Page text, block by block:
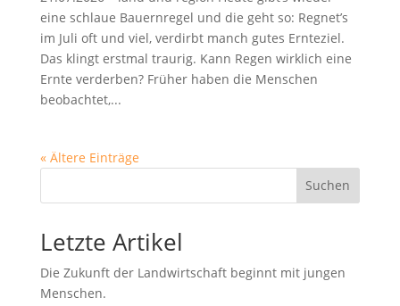
eine schlaue Bauernregel und die geht so: Regnet’s
im Juli oft und viel, verdirbt manch gutes Ernteziel.
Das klingt erstmal traurig. Kann Regen wirklich eine
Ernte verderben? Früher haben die Menschen
beobachtet,...
« Ältere Einträge
Suchen
Letzte Artikel
Die Zukunft der Landwirtschaft beginnt mit jungen
Menschen.